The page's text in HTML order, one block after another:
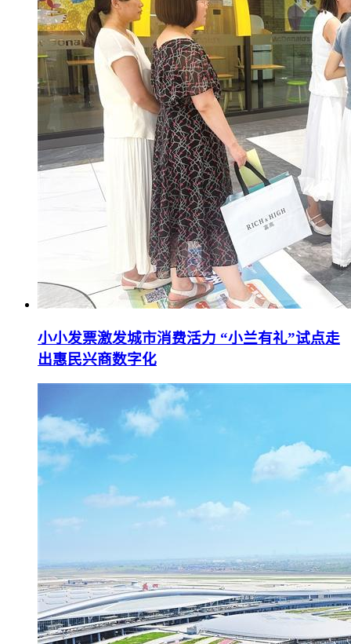
小小发票激发城市消费活力 “小兰有礼”试点走
出惠民兴商数字化